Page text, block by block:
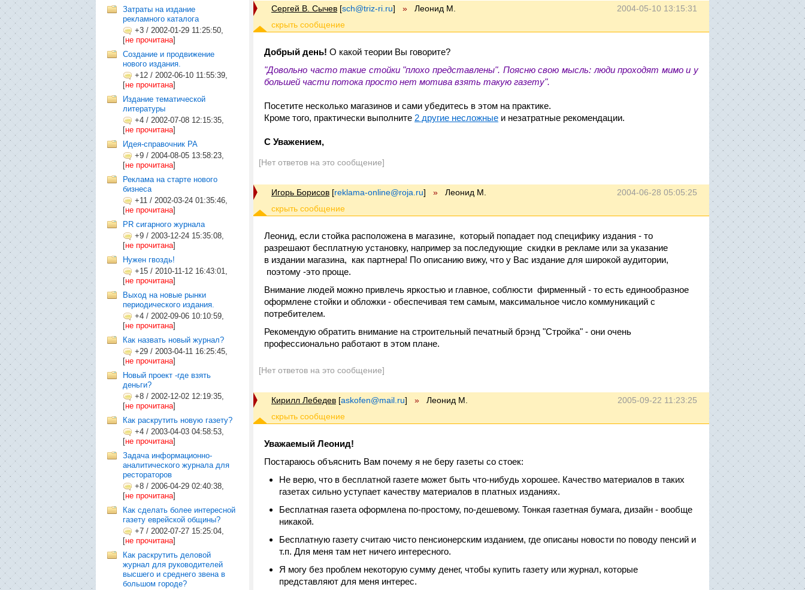
Затраты на издание
рекламного каталога
+3 / 2002-01-29 11:25:50,
[не прочитана]
Создание и продвижение
нового издания.
+12 / 2002-06-10 11:55:39,
[не прочитана]
Издание тематической
литературы
+4 / 2002-07-08 12:15:35,
[не прочитана]
Идея-справочник РА
+9 / 2004-08-05 13:58:23,
[не прочитана]
Реклама на старте нового
бизнеса
+11 / 2002-03-24 01:35:46,
[не прочитана]
PR сигарного журнала
+9 / 2003-12-24 15:35:08,
[не прочитана]
Нужен гвоздь!
+15 / 2010-11-12 16:43:01,
[не прочитана]
Выход на новые рынки
периодического издания.
+4 / 2002-09-06 10:10:59,
[не прочитана]
Как назвать новый журнал?
+29 / 2003-04-11 16:25:45,
[не прочитана]
Новый проект -где взять
деньги?
+8 / 2002-12-02 12:19:35,
[не прочитана]
Как раскрутить новую газету?
+4 / 2003-04-03 04:58:53,
[не прочитана]
Задача информационно-
аналитического журнала для
рестораторов
+8 / 2006-04-29 02:40:38,
[не прочитана]
Как сделать более интересной
газету еврейской общины?
+7 / 2002-07-27 15:25:04,
[не прочитана]
Как раскрутить деловой
журнал для руководителей
высшего и среднего звена в
большом городе?
2004-05-10 13:15:31
Сергей В. Сычев [sch@triz-ri.ru] » Леонид М.
Добрый день! О какой теории Вы говорите?
"Довольно часто такие стойки "плохо представлены". Поясню свою мысль: люди проходят мимо и у
большей части потока просто нет мотива взять такую газету".
Посетите несколько магазинов и сами убедитесь в этом на практике.
Кроме того, практически выполните 2 другие несложные и незатратные рекомендации.
С Уважением,
[Нет ответов на это сообщение]
2004-06-28 05:05:25
Игорь Борисов [reklama-online@roja.ru] » Леонид М.
Леонид, если стойка расположена в магазине, который попадает под специфику издания - то
разрешают бесплатную установку, например за последующие скидки в рекламе или за указание
в издании магазина, как партнера! По описанию вижу, что у Вас издание для широкой аудитории,
поэтому -это проще.
Внимание людей можно привлечь яркостью и главное, соблюсти фирменный - то есть единообразное
оформлене стойки и обложки - обеспечивая тем самым, максимальное число коммуникаций с
потребителем.
Рекомендую обратить внимание на строительный печатный брэнд "Стройка" - они очень
профессионально работают в этом плане.
[Нет ответов на это сообщение]
2005-09-22 11:23:25
Кирилл Лебедев [askofen@mail.ru] » Леонид М.
Уважаемый Леонид!
Постараюсь объяснить Вам почему я не беру газеты со стоек:
Не верю, что в бесплатной газете может быть что-нибудь хорошее. Качество материалов в таких
газетах сильно уступает качеству материалов в платных изданиях.
Бесплатная газета оформлена по-простому, по-дешевому. Тонкая газетная бумага, дизайн - вообще
никакой.
Бесплатную газету считаю чисто пенсионерским изданием, где описаны новости по поводу пенсий и
т.п. Для меня там нет ничего интересного.
Я могу без проблем некоторую сумму денег, чтобы купить газету или журнал, которые
представляют для меня интерес.